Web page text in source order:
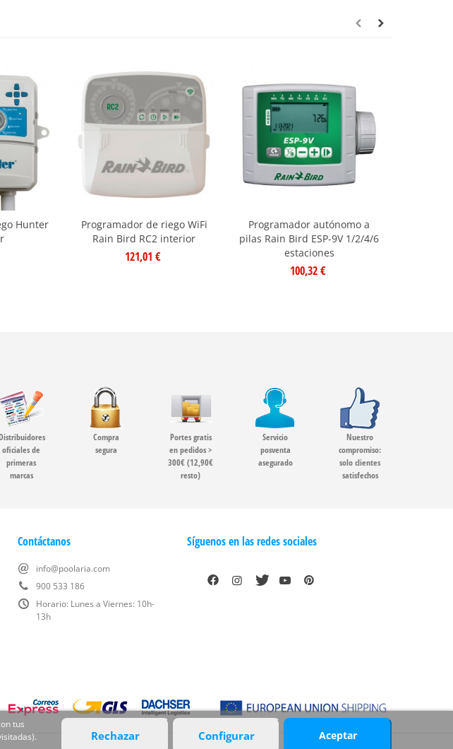
Hunter
Programador de riego WiFi
Rain Bird RC2 interior
121,01 €
Programador autónomo a
pilas Rain Bird ESP-9V 1/2/4/6
estaciones
100,32 €
oficiales de
primeras
marcas
Compra
segura
Portes gratis
en pedidos >
300€ (12,90€
resto)
Servicio
posventa
asegurado
Nuestro
compromiso:
solo clientes
satisfechos
Contáctanos
info@poolaria.com
900 533 186
Horario: Lunes a Viernes: 10h-
13h
Síguenos en las redes sociales
tus
Rechazar Configurar Aceptar